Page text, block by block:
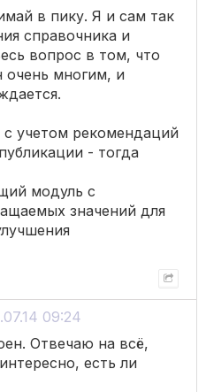
в пику. Я и сам так
справочника и
вопрос в том, что
очень многим, и
учетом рекомендаций
- тогда
модуль с
значений для
09:24
Отвечаю на всё,
есть ли